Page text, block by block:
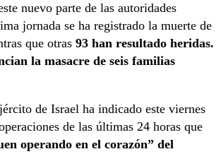
nuevo parte de las autoridades
jornada se ha registrado la muerte de
que otras 93 han resultado heridas.
la masacre de seis familias
de Israel ha indicado este viernes
de las últimas 24 horas que
operando en el corazón” del